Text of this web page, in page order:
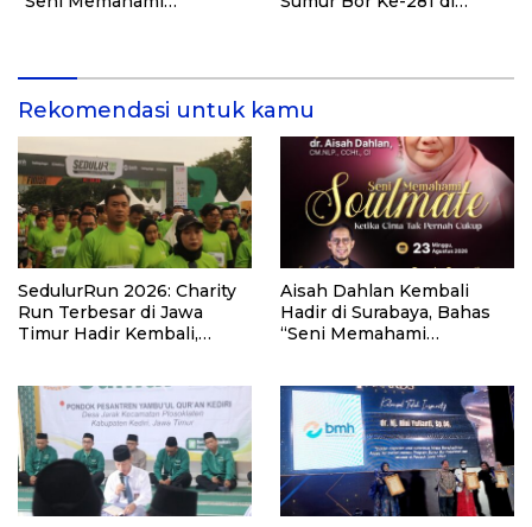
Rekomendasi untuk kamu
SedulurRun 2026: Charity
Run Terbesar di Jawa
Timur Hadir Kembali,
Santri dan Guru Honorer
Aisah Dahlan Kembali
Hadir di Surabaya, Bahas
“Seni Memahami